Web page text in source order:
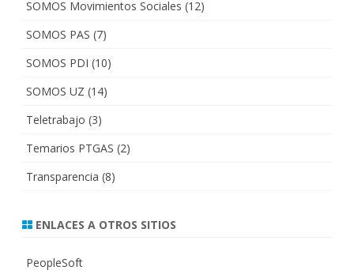
SOMOS Movimientos Sociales (12)
SOMOS PAS (7)
SOMOS PDI (10)
SOMOS UZ (14)
Teletrabajo (3)
Temarios PTGAS (2)
Transparencia (8)
ENLACES A OTROS SITIOS
PeopleSoft